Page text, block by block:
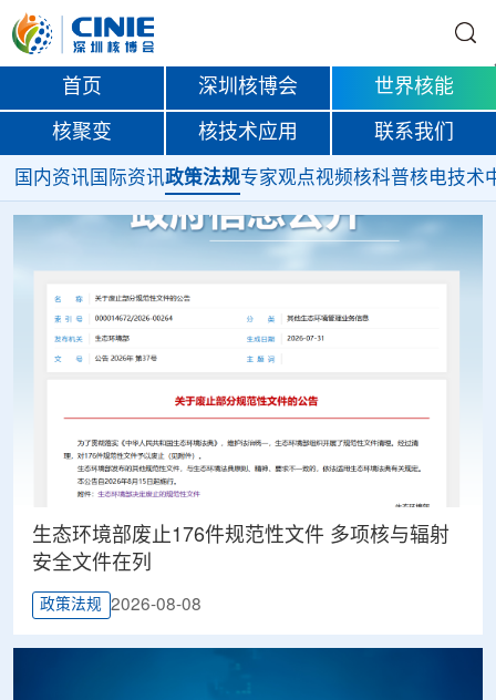
首页 深圳核博会 世界核能
核聚变 核技术应用 联系我们
国内资讯 国际资讯政策法规专家观点视频核科普核电技术
生态环境部废止176件规范性文件 多项核与辐射
安全文件在列
政策法规 2026-08-08